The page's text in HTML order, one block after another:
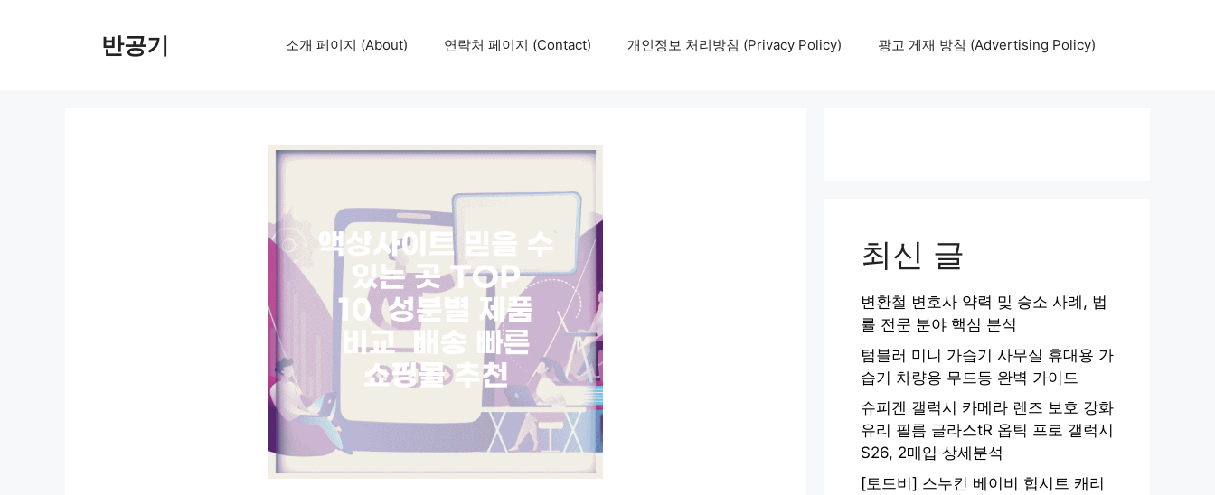
반공기 소개 페이지 (About) 연락처 페이지 (Contact) 개인정보 처리방침 (Privacy Policy) 광고 게재 방침 (Advertising Policy)
최신 글
변환철 변호사 약력 및 승소 사례, 법
률 전문 분야 핵심 분석
텀블러 미니 가습기 사무실 휴대용 가
습기 차량용 무드등 완벽 가이드
슈피겐 갤럭시 카메라 렌즈 보호 강화
유리 필름 글라스tR 옵틱 프로 갤럭시
S26, 2매입 상세분석
[토드비] 스누킨 베이비 힙시트 캐리